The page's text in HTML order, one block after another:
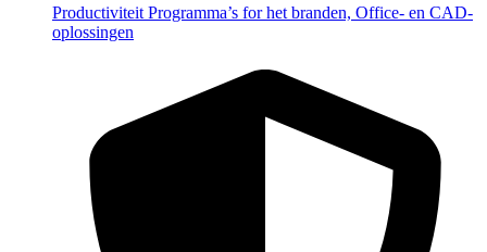
Productiviteit Programma’s for het branden, Office- en CAD-
oplossingen